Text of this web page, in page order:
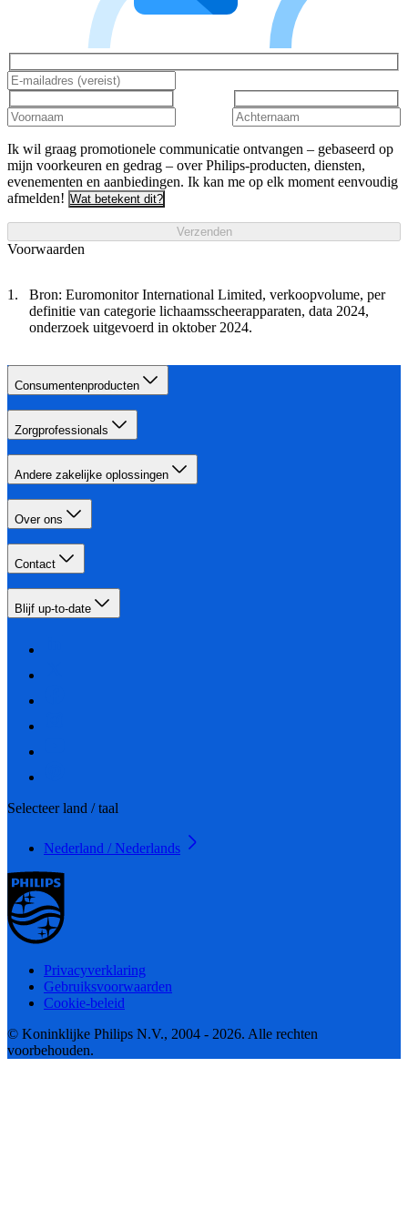
Ik wil graag promotionele communicatie ontvangen – gebaseerd op
mijn voorkeuren en gedrag – over Philips-producten, diensten,
evenementen en aanbiedingen. Ik kan me op elk moment eenvoudig
afmelden! Wat betekent dit?
Verzenden
Voorwaarden
Bron: Euromonitor International Limited, verkoopvolume, per
definitie van categorie lichaamsscheerapparaten, data 2024,
onderzoek uitgevoerd in oktober 2024.
Consumentenproducten
Zorgprofessionals
Andere zakelijke oplossingen
Over ons
Contact
Blijf up-to-date
Selecteer land / taal
Nederland / Nederlands
Privacyverklaring
Gebruiksvoorwaarden
Cookie-beleid
© Koninklijke Philips N.V., 2004 - 2026. Alle rechten
voorbehouden.